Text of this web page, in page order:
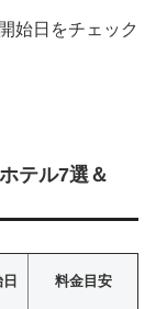
始日をチェック
テル7選＆
料金目安